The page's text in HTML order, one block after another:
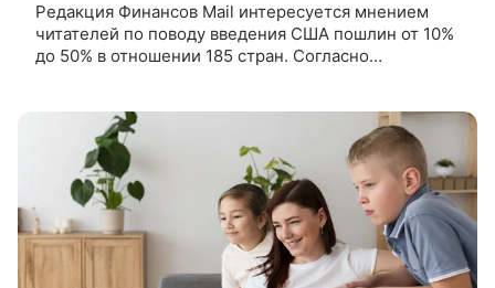
Редакция Финансов Mail интересуется мнением
читателей по поводу введения США пошлин от 10%
до 50% в отношении 185 стран. Согласно